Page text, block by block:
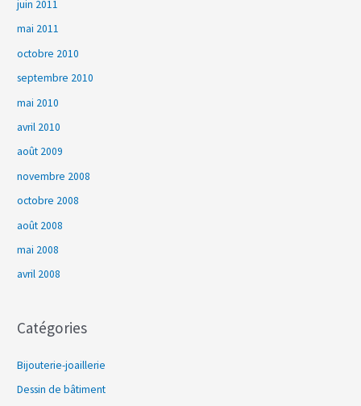
juin 2011
mai 2011
octobre 2010
septembre 2010
mai 2010
avril 2010
août 2009
novembre 2008
octobre 2008
août 2008
mai 2008
avril 2008
Catégories
Bijouterie-joaillerie
Dessin de bâtiment